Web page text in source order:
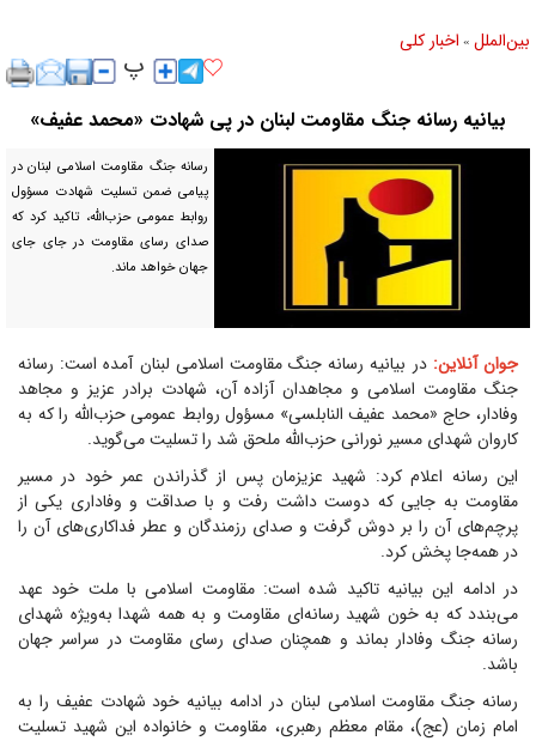
بين‌الملل » اخبار كلی
بیانیه رسانه جنگ مقاومت لبنان در پی شهادت «محمد عفیف»
رسانه جنگ مقاومت اسلامی لبنان در
پیامی ضمن تسلیت شهادت مسؤول
روابط عمومی حزب‌الله، تاکید کرد که
صدای رسای مقاومت در جای جای
جهان خواهد ماند.
جوان آنلاین: در بیانیه رسانه جنگ مقاومت اسلامی لبنان آمده است: رسانه
جنگ مقاومت اسلامی و مجاهدان آزاده آن، شهادت برادر عزیز و مجاهد
وفادار، حاج «محمد عفیف النابلسی» مسؤول روابط عمومی حزب‌الله را که به
کاروان شهدای مسیر نورانی حزب‌الله ملحق شد را تسلیت می‌گوید.
این رسانه اعلام کرد: شهید عزیزمان پس از گذراندن عمر خود در مسیر
مقاومت به جایی که دوست داشت رفت و با صداقت و وفاداری یکی از
پرچم‌های آن را بر دوش گرفت و صدای رزمندگان و عطر فداکاری‌های آن را
در همه‌جا پخش کرد.
در ادامه این بیانیه تاکید شده است: مقاومت اسلامی با ملت خود عهد
می‌بندد که به خون شهید رسانه‌ای مقاومت و به همه شهدا به‌ویژه شهدای
رسانه جنگ وفادار بماند و همچنان صدای رسای مقاومت در سراسر جهان
باشد.
رسانه جنگ مقاومت اسلامی لبنان در ادامه بیانیه خود شهادت عفیف را به
امام زمان (عج)، مقام معظم رهبری، مقاومت و خانواده این شهید تسلیت